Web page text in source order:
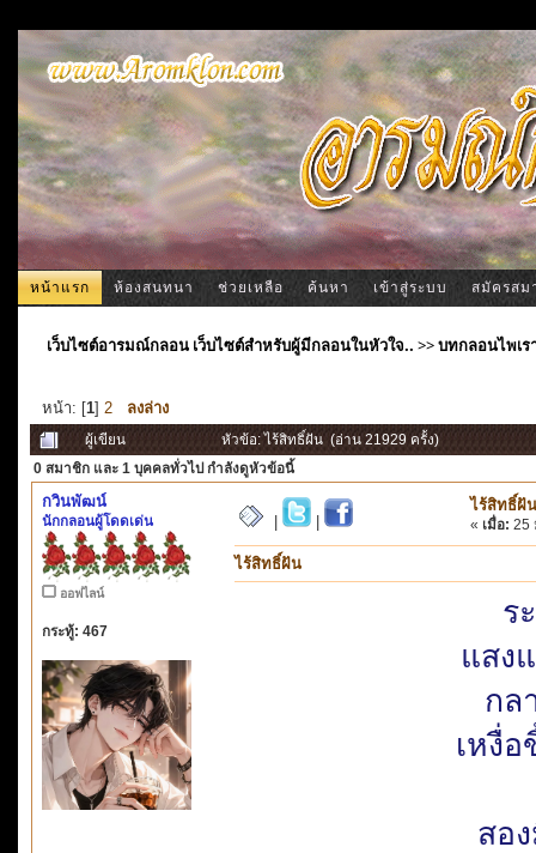
หน้าแรก ห้องสนทนา ช่วยเหลือ ค้นหา เข้าสู่ระบบ สมัครสม
เว็บไซต์อารมณ์กลอน เว็บไซต์สำหรับผู้มีกลอนในหัวใจ.. >>บทกลอนไพเร
หน้า: [1] 2 ลงล่าง
ผู้เขียน
หัวข้อ: ไร้สิทธิ์ฝัน (อ่าน 21929 ครั้ง)
0 สมาชิก และ 1 บุคคลทั่วไป กำลังดูหัวข้อนี้
กวินพัฒน์
นักกลอนผู้โดดเด่น
ออฟไลน์
กระทู้: 467
ไร้สิทธิ์ฝัน
« เมื่อ: 25
ไร้สิทธิ์ฝัน
ร
แสง
กล
เหงื่อ
สอ